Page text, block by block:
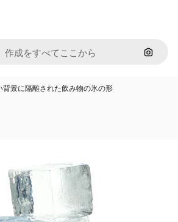
画像で
背景に隔離された飲み物の氷の形